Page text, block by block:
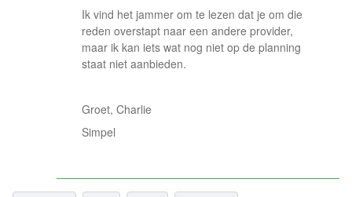
Ik vind het jammer om te lezen dat je om die
reden overstapt naar een andere provider,
maar ik kan iets wat nog niet op de planning
staat niet aanbieden.
Groet, Charlie
Simpel